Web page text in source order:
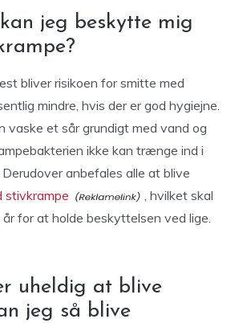
jeg beskytte mig
bliver risikoen for smitte med
mindre, hvis der er god hygiejne.
vaske et sår grundigt med vand og
ikke kan trænge ind i
anbefales alle at blive
stivkrampe
, hvilket skal
for at holde beskyttelsen ved lige.
uheldig at blive
jeg så blive